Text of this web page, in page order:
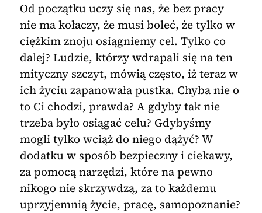
Od początku uczy się nas, że bez pracy
nie ma kołaczy, że musi boleć, że tylko w
ciężkim znoju osiągniemy cel. Tylko co
dalej? Ludzie, którzy wdrapali się na ten
mityczny szczyt, mówią często, iż teraz w
ich życiu zapanowała pustka. Chyba nie o
to Ci chodzi, prawda? A gdyby tak nie
trzeba było osiągać celu? Gdybyśmy
mogli tylko wciąż do niego dążyć? W
dodatku w sposób bezpieczny i ciekawy,
za pomocą narzędzi, które na pewno
nikogo nie skrzywdzą, za to każdemu
uprzyjemnią życie, pracę, samopoznanie?